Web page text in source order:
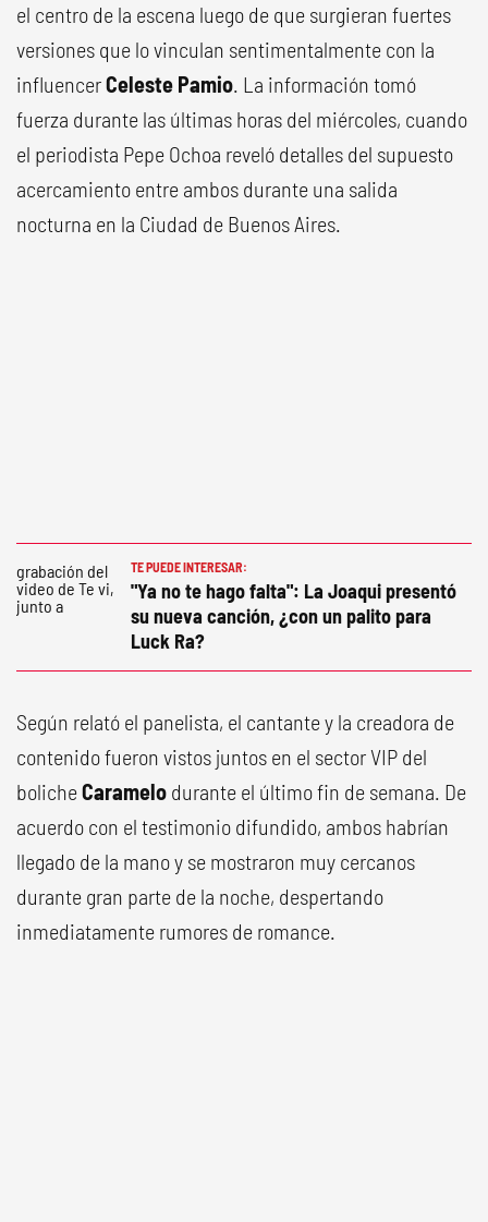
el centro de la escena luego de que surgieran fuertes
versiones que lo vinculan sentimentalmente con la
influencerCeleste Pamio. La información tomó
fuerza durante las últimas horas del miércoles, cuando
el periodista Pepe Ochoa reveló detalles del supuesto
acercamiento entre ambos durante una salida
nocturna en la Ciudad de Buenos Aires.
TE PUEDE INTERESAR:
"Ya no te hago falta": La Joaqui presentó
su nueva canción, ¿con un palito para
Luck Ra?
Según relató el panelista, el cantante y la creadora de
contenido fueron vistos juntos en el sector VIP del
bolicheCaramelo durante el último fin de semana. De
acuerdo con el testimonio difundido, ambos habrían
llegado de la mano y se mostraron muy cercanos
durante gran parte de la noche, despertando
inmediatamente rumores de romance.